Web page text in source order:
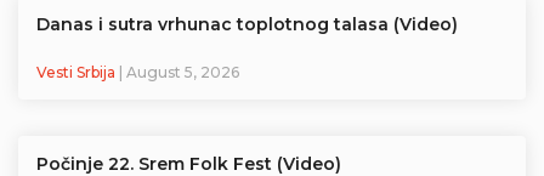
Danas i sutra vrhunac toplotnog talasa (Video)
Vesti Srbija | August 5, 2026
Počinje 22. Srem Folk Fest (Video)